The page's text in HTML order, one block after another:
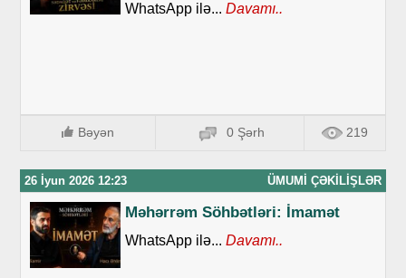
WhatsApp ilə... Davamı..
Bəyən 0 Şərh 219
26 İyun 2026 12:23 ÜMUMI ÇƏKILIŞLƏR
Məhərrəm Söhbətləri: İmamət
WhatsApp ilə... Davamı..